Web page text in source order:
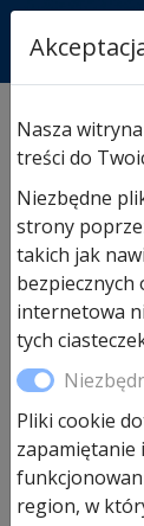
segmentowej
Nasza
treści do
Niezbędne
strony
takich jak
internetowa
tych
Pliki cookie
zapamiętanie
region, w